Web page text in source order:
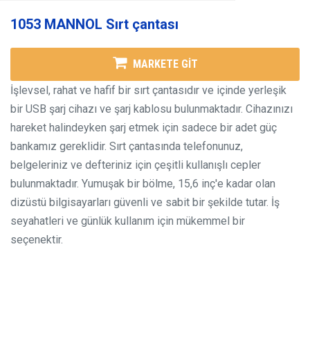
1053 MANNOL Sırt çantası
MARKETE GİT
İşlevsel, rahat ve hafif bir sırt çantasıdır ve içinde yerleşik
bir USB şarj cihazı ve şarj kablosu bulunmaktadır. Cihazınızı
hareket halindeyken şarj etmek için sadece bir adet güç
bankamız gereklidir. Sırt çantasında telefonunuz,
belgeleriniz ve defteriniz için çeşitli kullanışlı cepler
bulunmaktadır. Yumuşak bir bölme, 15,6 inç'e kadar olan
dizüstü bilgisayarları güvenli ve sabit bir şekilde tutar. İş
seyahatleri ve günlük kullanım için mükemmel bir
seçenektir.